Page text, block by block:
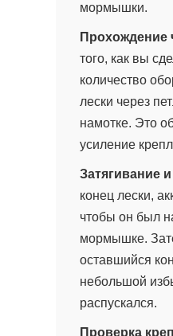
мормышки.
Прохождение
того, как вы
количество
лески через
намотке. Это
усиление
Затягивание
конец лески,
чтобы он был
мормышке.
оставшийся
небольшой
распускался.
Проверка